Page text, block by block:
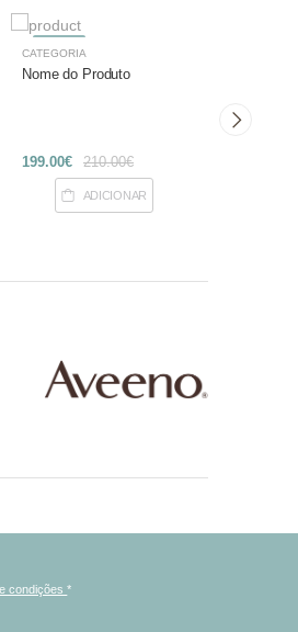
CATEGORIA
Nome do Produto
199.00€ 210.00€
ADICIONAR
condições*